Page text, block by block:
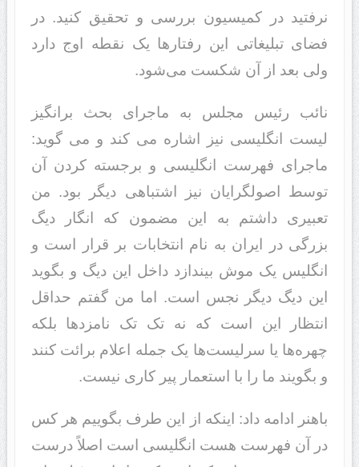
نرفتید در کمیسیون بررسی و تحقیق کنید. در
فضای تبلیغاتی این رفتارها یک نقطه اوج دارد
ولی بعد از آن شکست می‌شود.
نائب رئیس مجلس به ماجرای بحث برانگیز
لیست انگلیسی نیز اشاره می کند و می گوید:
ماجرای فهرست انگلیسی و برجسته کردن آن
توسط اصولگرایان نیز اشتباهی دیگر بود. من
تعبیری داشتم به این مضمون که انگار دیگ
بزرگی در ایران به نام انتخابات بر قرار است و
انگلیس یک موش بیندازد داخل این دیگ و بگوید
این دیگ دیگر نجس است. اما من گفتم حداقل
انتظار این است که نه تک تک نامزدها بلکه
چهره‌ها یا سرلیست‌ها یک جمله اعلام برائت کنند
و بگویند ما را با استعمار پیر کاری نیست.
باهنر ادامه داد: اینکه از این طرف بگوییم هر کس
در آن فهرست هست انگلیسی است اصلاً درست